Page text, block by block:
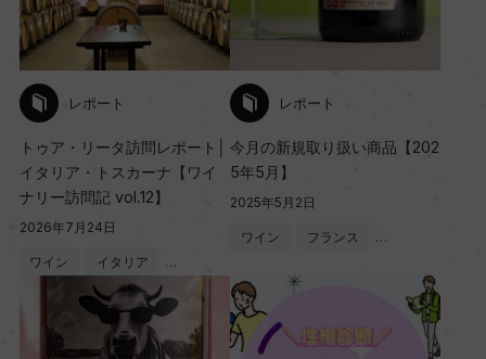
レポート
トゥア・リータ訪問レポート│
イタリア・トスカーナ【ワイ
ナリー訪問記 vol.12】
2026年7月24日
ワイン イタリア …
レポート
今月の新規取り扱い商品【202
5年5月】
2025年5月2日
ワイン フランス …